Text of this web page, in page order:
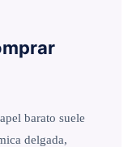
barato suele
delgada,